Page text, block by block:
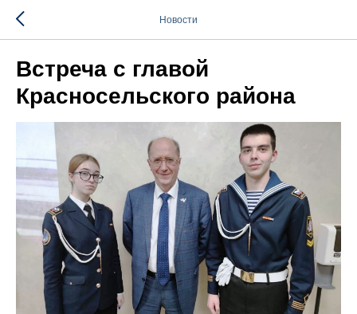
Новости
Встреча с главой
Красносельского района